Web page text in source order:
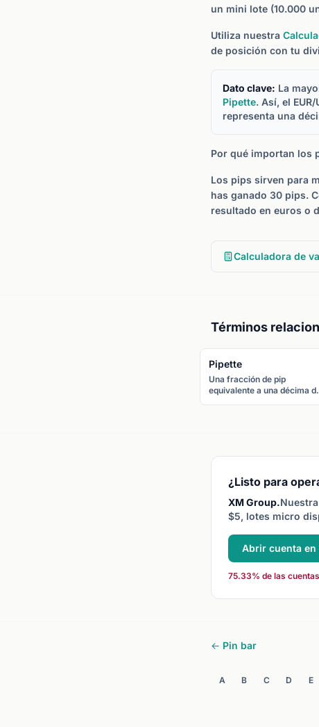
un mini lote (10.000
Utiliza nuestra
de posición con tu
Dato clave: La
Pipette. Así, el
representa una
Por qué importan los
Los pips sirven para
has ganado 30 pips.
resultado en euros o
Calculadora de
Términos
Pipette
Una fracción de pip
equivalente a una décima
¿Listo para
XM Group.
$5, lotes micro
Abrir cuenta
75.33% de las
← Pin bar
A B C D E